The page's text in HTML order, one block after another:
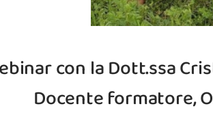
con la Dott.ssa
Docente formatore,